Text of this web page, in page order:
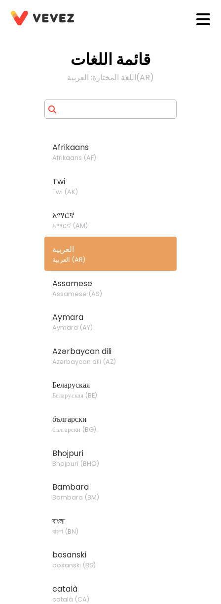
قائمة اللغات
اللغة المختارة: العربية (AR)
Afrikaans
Afrikaans (AF)
Twi
Twi (AK)
አማርኛ
አማርኛ (AM)
العربية
العربية (AR)
Assamese
Assamese (AS)
Aymara
Aymara (AY)
Azərbaycan dili
Azərbaycan dili (AZ)
Беларуская
Беларуская (BE)
български
български (BG)
Bhojpuri
Bhojpuri (BHO)
Bambara
Bambara (BM)
বাংলা
বাংলা (BN)
bosanski
bosanski (BS)
català
català (CA)